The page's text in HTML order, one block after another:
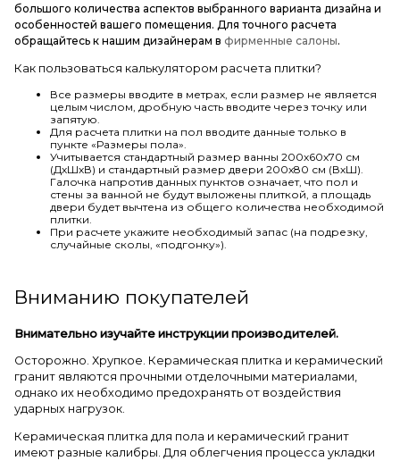
большого количества аспектов выбранного варианта дизайна и
особенностей вашего помещения. Для точного расчета
обращайтесь к нашим дизайнерам в фирменные салоны.
Как пользоваться калькулятором расчета плитки?
Все размеры вводите в метрах, если размер не является
целым числом, дробную часть вводите через точку или
запятую.
Для расчета плитки на пол вводите данные только в
пункте «Размеры пола».
Учитывается стандартный размер ванны 200х60х70 см
(ДхШхВ) и стандартный размер двери 200х80 см (ВхШ).
Галочка напротив данных пунктов означает, что пол и
стены за ванной не будут выложены плиткой, а площадь
двери будет вычтена из общего количества необходимой
плитки.
При расчете укажите необходимый запас (на подрезку,
случайные сколы, «подгонку»).
Вниманию покупателей
Внимательно изучайте инструкции производителей.
Осторожно. Хрупкое. Керамическая плитка и керамический
гранит являются прочными отделочными материалами,
однако их необходимо предохранять от воздействия
ударных нагрузок.
Керамическая плитка для пола и керамический гранит
имеют разные калибры. Для облегчения процесса укладки